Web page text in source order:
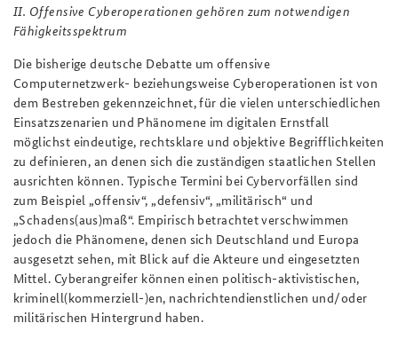
II. Offensive Cyberoperationen gehören zum notwendigen
Fähigkeitsspektrum
Die bisherige deutsche Debatte um offensive
Computernetzwerk- beziehungsweise Cyberoperationen ist von
dem Bestreben gekennzeichnet, für die vielen unterschiedlichen
Einsatzszenarien und Phänomene im digitalen Ernstfall
möglichst eindeutige, rechtsklare und objektive Begrifflichkeiten
zu definieren, an denen sich die zuständigen staatlichen Stellen
ausrichten können. Typische Termini bei Cybervorfällen sind
zum Beispiel „offensiv“, „defensiv“, „militärisch“ und
„Schadens(aus)maß“. Empirisch betrachtet verschwimmen
jedoch die Phänomene, denen sich Deutschland und Europa
ausgesetzt sehen, mit Blick auf die Akteure und eingesetzten
Mittel. Cyberangreifer können einen politisch-aktivistischen,
kriminell(kommerziell-)en, nachrichtendienstlichen und/oder
militärischen Hintergrund haben.